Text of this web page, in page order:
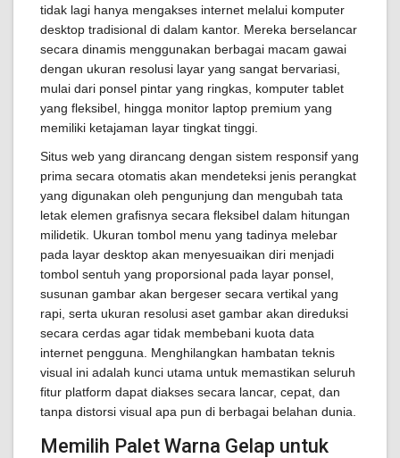
tidak lagi hanya mengakses internet melalui komputer
desktop tradisional di dalam kantor. Mereka berselancar
secara dinamis menggunakan berbagai macam gawai
dengan ukuran resolusi layar yang sangat bervariasi,
mulai dari ponsel pintar yang ringkas, komputer tablet
yang fleksibel, hingga monitor laptop premium yang
memiliki ketajaman layar tingkat tinggi.
Situs web yang dirancang dengan sistem responsif yang
prima secara otomatis akan mendeteksi jenis perangkat
yang digunakan oleh pengunjung dan mengubah tata
letak elemen grafisnya secara fleksibel dalam hitungan
milidetik. Ukuran tombol menu yang tadinya melebar
pada layar desktop akan menyesuaikan diri menjadi
tombol sentuh yang proporsional pada layar ponsel,
susunan gambar akan bergeser secara vertikal yang
rapi, serta ukuran resolusi aset gambar akan direduksi
secara cerdas agar tidak membebani kuota data
internet pengguna. Menghilangkan hambatan teknis
visual ini adalah kunci utama untuk memastikan seluruh
fitur platform dapat diakses secara lancar, cepat, dan
tanpa distorsi visual apa pun di berbagai belahan dunia.
Memilih Palet Warna Gelap untuk